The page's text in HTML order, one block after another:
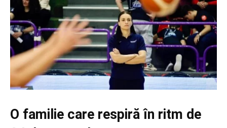
O familie care respiră în ritm de